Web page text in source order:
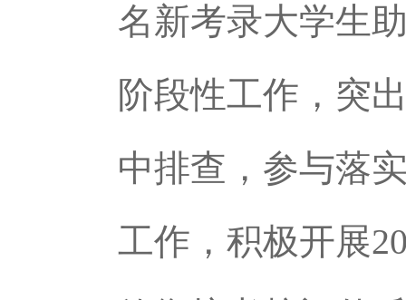
名新考录大学生
阶段性工作，突
中排查，参与落
工作，积极开展